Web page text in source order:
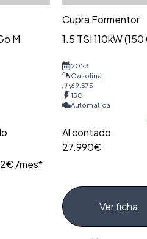
M
/mes*
Cupra Formentor
1.5 TSI 110kW
2023
Gasolina
69.575
150
Automática
Al contado
27.990€
Ver ficha